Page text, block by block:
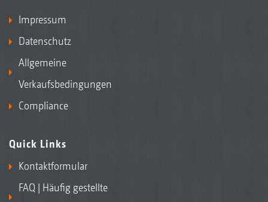
Impressum
Datenschutz
Allgemeine
Verkaufsbedingungen
Compliance
Quick Links
Kontaktformular
FAQ | Häufig gestellte